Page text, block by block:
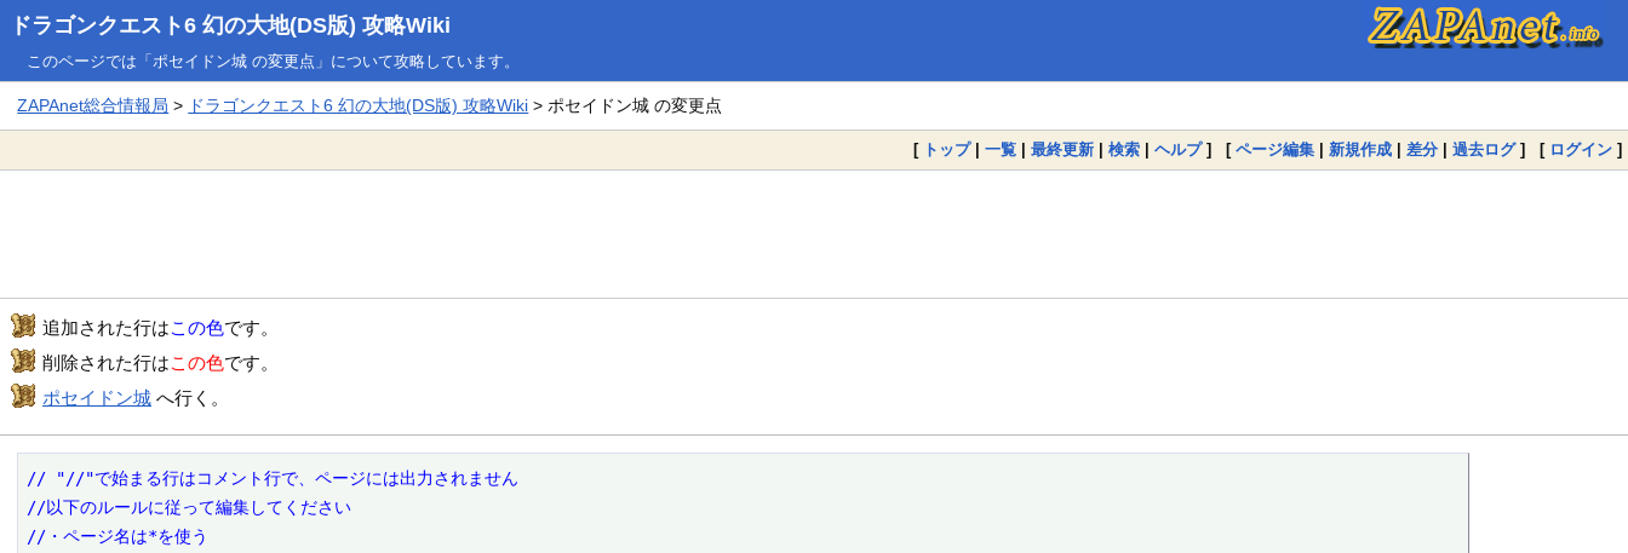
ドラゴンクエスト6 幻の大地(DS版) 攻略Wiki
このページでは「ポセイドン城 の変更点」について攻略しています。
ZAPAnet総合情報局 > ドラゴンクエスト6 幻の大地(DS版) 攻略Wiki > ポセイドン城 の変更点
[ トップ| 一覧 | 最終更新 | 検索 | ヘルプ] [ ページ編集 | 新規作成 | 差分 | 過去ログ] [ ログイン ]
追加された行はこの色です。
削除された行はこの色です。
ポセイドン城 へ行く。
// "//"で始まる行はコメント行で、ページには出力されません
//以下のルールに従って編集してください
//・ページ名は*を使う